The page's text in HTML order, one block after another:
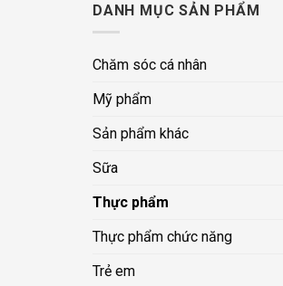
DANH MỤC SẢN PHẨM
Chăm sóc cá nhân
Mỹ phẩm
Sản phẩm khác
Sữa
Thực phẩm
Thực phẩm chức năng
Trẻ em